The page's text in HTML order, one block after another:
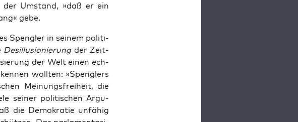
Umstand, »daß er ein
gebe.
Speng­ler in sei­nem poli­ti­
Des­il­lu­sio­nie­rung der Zeit­
der Welt einen ech­
woll­ten: »Speng­lers
Mei­nungs­frei­heit, die
sei­ner poli­ti­schen Argu­
die Demo­kra­tie unfä­hig